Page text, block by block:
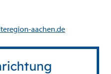
aachen.de